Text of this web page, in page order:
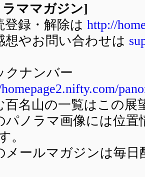
ママガジン]
登録・解除は http://
想やお問い合わせは
クナンバー
百名山の一覧はこの展
パノラマ画像には位置
。
メールマガジンは毎日